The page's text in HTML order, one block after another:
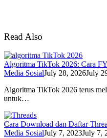
Read Also
Algoritma TikTok 2026: Cara
Media SosialJuly 28, 2026July
Algoritma TikTok 2026 terus
untuk…
Cara Download dan Daftar
Media SosialJuly 7, 2023July 7,